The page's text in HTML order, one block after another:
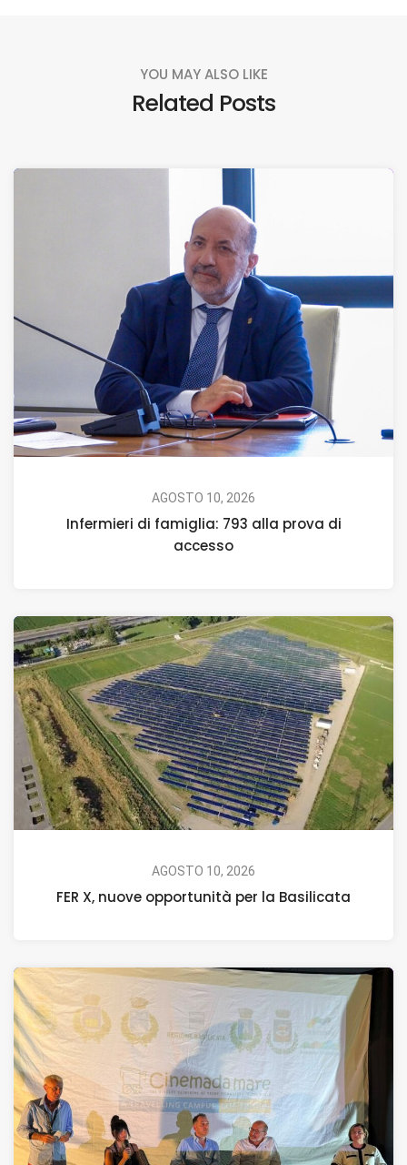
YOU MAY ALSO LIKE
Related Posts
AGOSTO 10, 2026
Infermieri di famiglia: 793 alla prova di
accesso
AGOSTO 10, 2026
FER X, nuove opportunità per la Basilicata